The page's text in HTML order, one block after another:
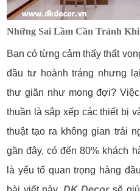
Những Sai Lầm Cần Tránh
Bạn có từng cảm thấy thất
đầu tư hoành tráng nhưng
thư giãn như mong đợi? Việc
thuần là sắp xếp các thiết bị
thuật tạo ra không gian trải
gần đây, có đến 80% khách
là yếu tố quan trọng hàng